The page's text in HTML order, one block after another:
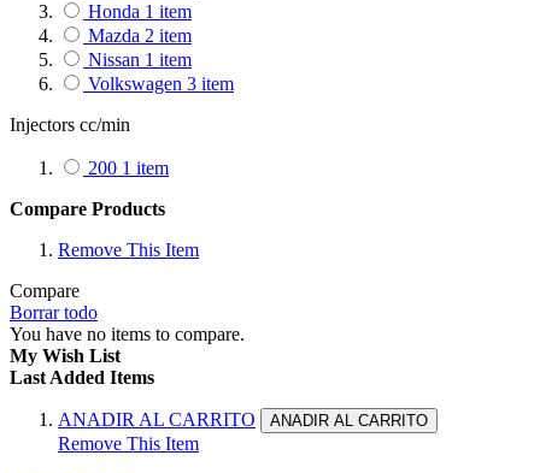
Honda 1 item
Mazda 2 item
Nissan 1 item
Volkswagen 3 item
Injectors cc/min
200 1 item
Compare Products
Remove This Item
Compare
Borrar todo
You have no items to compare.
My Wish List
Last Added Items
ANADIR AL CARRITO ANADIR AL CARRITO
Remove This Item